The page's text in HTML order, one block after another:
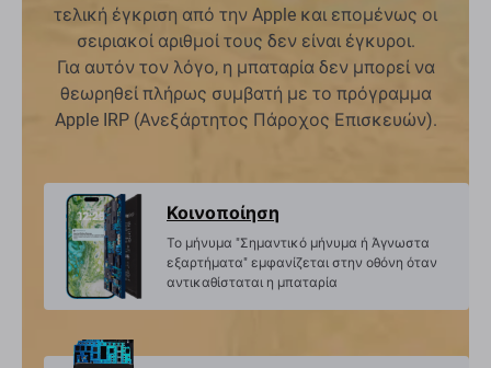
τελική έγκριση από την Apple και επομένως οι
σειριακοί αριθμοί τους δεν είναι έγκυροι.
Για αυτόν τον λόγο, η μπαταρία δεν μπορεί να
θεωρηθεί πλήρως συμβατή με το πρόγραμμα
Apple IRP (Ανεξάρτητος Πάροχος Επισκευών).
Κοινοποίηση
Το μήνυμα "Σημαντικό μήνυμα ή Άγνωστα
εξαρτήματα" εμφανίζεται στην οθόνη όταν
αντικαθίσταται η μπαταρία